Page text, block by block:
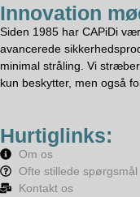
Innovation
Siden 1985 har CAPiDi
avancerede
minimal stråling. Vi
kun beskytter, men også
Hurtiglinks:
Om os
Ofte stillede spørgsmål
Kontakt os